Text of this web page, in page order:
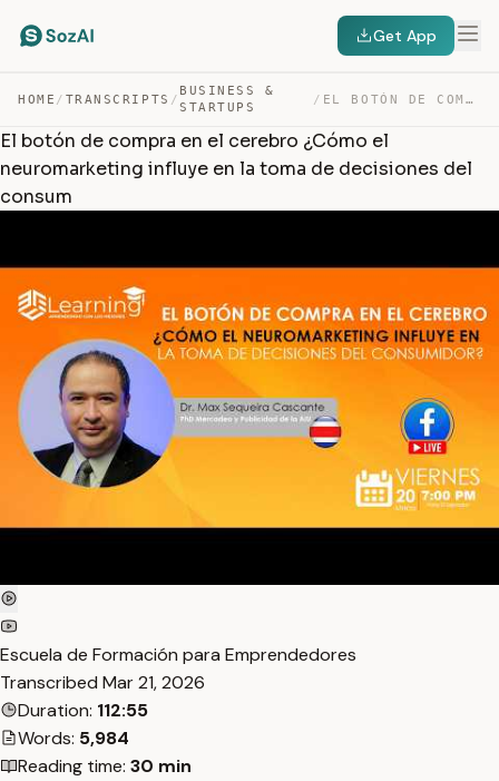
Get App
HOME / TRANSCRIPTS /
BUSINESS &
STARTUPS
/ EL BOTÓN DE COMPRA EN EL CEREBRO ¿CÓMO EL NEUROMARKETIN… — TRANSCRIPT
El botón de compra en el cerebro ¿Cómo el
neuromarketing influye en la toma de decisiones del
consum
Escuela de Formación para Emprendedores
Transcribed Mar 21, 2026
Duration: 112:55
Words: 5,984
Reading time: 30 min